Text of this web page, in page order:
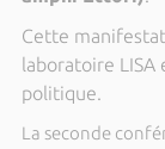
Cette
laboratoire LISA
politique.
La seconde